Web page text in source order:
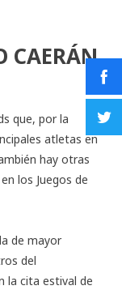
CAERÁN
que, por la
atletas en
hay otras
los Juegos de
de mayor
del
la cita estival de